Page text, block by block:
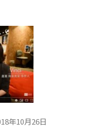
年10月26日